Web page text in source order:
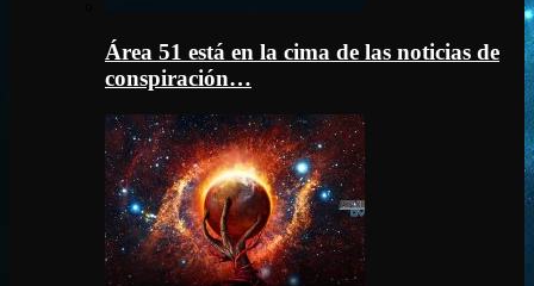
Área 51 está en la cima de las noticias de
conspiración…